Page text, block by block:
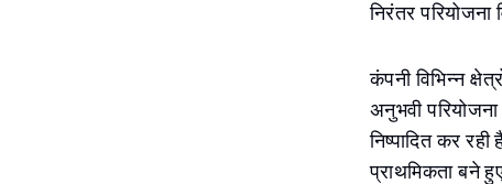
निरंतर परियोजना
कंपनी विभिन्न
अनुभवी
निष्पादित कर
प्राथमिकता बने